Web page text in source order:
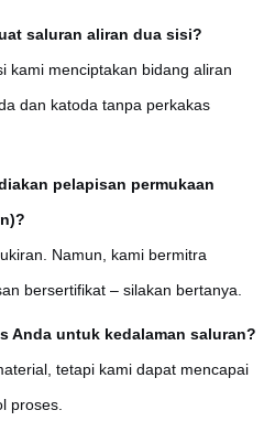
saluran aliran dua sisi?
kami menciptakan bidang aliran
dan katoda tanpa perkakas
pelapisan permukaan
Namun, kami bermitra
bersertifikat – silakan bertanya.
Anda untuk kedalaman saluran?
tetapi kami dapat mencapai
proses.